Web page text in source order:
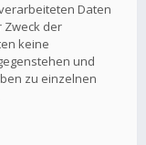
Daten
Zweck der
keine
und
zu einzelnen